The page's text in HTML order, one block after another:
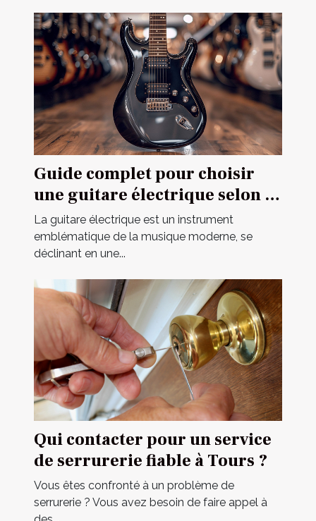
Guide complet pour choisir
une guitare électrique selon sa
construction
La guitare électrique est un instrument
emblématique de la musique moderne, se
déclinant en une...
Qui contacter pour un service
de serrurerie fiable à Tours ?
Vous êtes confronté à un problème de
serrurerie ? Vous avez besoin de faire appel à